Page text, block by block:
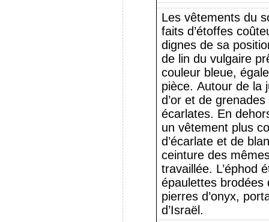
Les vêtements du
faits d’étoffes
dignes de sa
de lin du vulgaire
couleur bleue,
pièce. Autour de la
d’or et de
écarlates. En
un vêtement plus
d’écarlate et de
ceinture des
travaillée. L’éphod
épaulettes brodées
pierres d’onyx,
d’Israël.